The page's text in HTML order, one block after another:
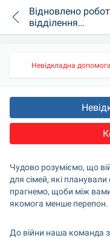
Відновлено
відділення
допоміжних
Невідкладна допомога
Чудово розуміємо, що
для сімей, які
прагнемо, щоби між
якомога менше перепон.
До війни наша команда